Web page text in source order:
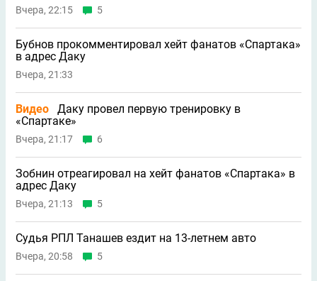
Вчера, 22:15 5
Бубнов прокомментировал хейт фанатов «Спартака»
в адрес Даку
Вчера, 21:33
Видео
Даку провел первую тренировку в
«Спартаке»
Вчера, 21:17 6
Зобнин отреагировал на хейт фанатов «Спартака» в
адрес Даку
Вчера, 21:13 5
Судья РПЛ Танашев ездит на 13-летнем авто
Вчера, 20:58 5